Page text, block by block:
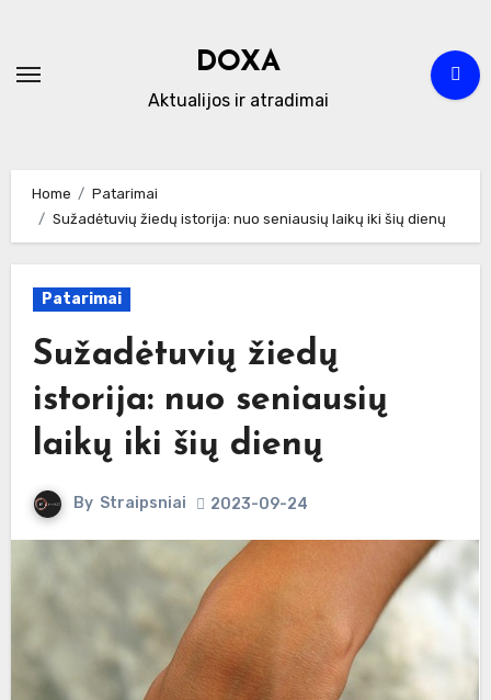
content
DOXA
Aktualijos ir atradimai
Home
Patarimai
Sužadėtuvių žiedų istorija: nuo seniausių laikų iki šių dienų
Patarimai
Sužadėtuvių žiedų
istorija: nuo seniausių
laikų iki šių dienų
By Straipsniai 2023-09-24